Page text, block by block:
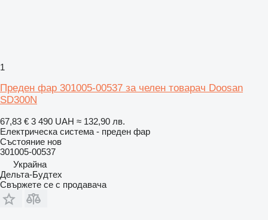
1
Преден фар 301005-00537 за челен товарач Doosan
SD300N
67,83 € 3 490 UAH ≈ 132,90 лв.
Електрическа система - преден фар
Състояние нов
301005-00537
Украйна
Дельта-Будтех
Свържете се с продавача